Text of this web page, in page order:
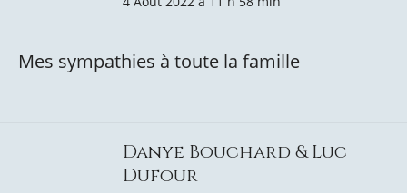
Mes sympathies à toute la famille
Danye Bouchard & Luc
Dufour